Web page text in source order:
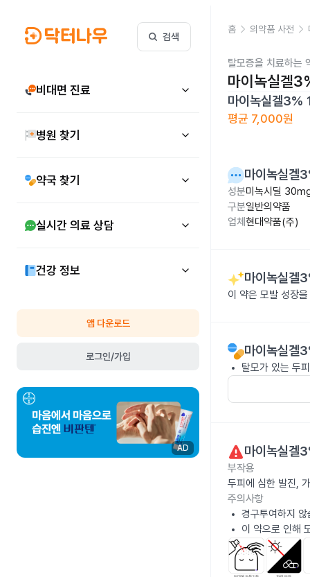
검색
비대면 진료
병원 찾기
약국 찾기
실시간 의료 상담
건강 정보
앱 다운로드
로그인/가입
AD
홈 의약품 사전
탈모증을 치료하는
마이녹실겔
마이녹실겔3%
평균 7,000원
마이녹실겔
성분미녹시딜
구분일반의약품
업체 현대약품(주)
마이녹실겔
이 약은 모발 성장
마이녹실겔
탈모가 있는 두
마이녹실겔
부작용
두피에 심한 발진,
주의사항
경구투여하지 않
이 약으로 인해